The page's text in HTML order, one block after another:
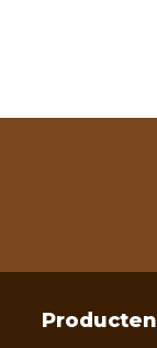
Producten